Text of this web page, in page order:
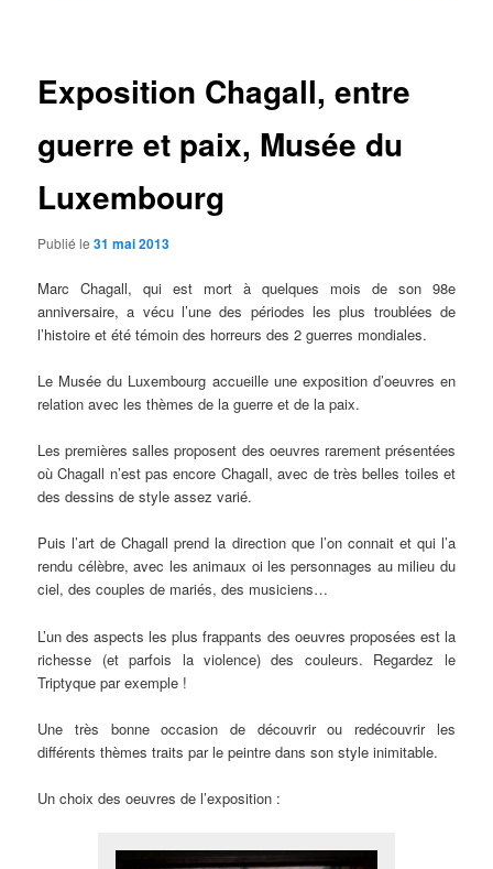
Exposition Chagall, entre
guerre et paix, Musée du
Luxembourg
Publié le31 mai 2013
Marc Chagall, qui est mort à quelques mois de son 98e
anniversaire, a vécu l’une des périodes les plus troublées de
l’histoire et été témoin des horreurs des 2 guerres mondiales.
Le Musée du Luxembourg accueille une exposition d’oeuvres en
relation avec les thèmes de la guerre et de la paix.
Les premières salles proposent des oeuvres rarement présentées
où Chagall n’est pas encore Chagall, avec de très belles toiles et
des dessins de style assez varié.
Puis l’art de Chagall prend la direction que l’on connait et qui l’a
rendu célèbre, avec les animaux oi les personnages au milieu du
ciel, des couples de mariés, des musiciens…
L’un des aspects les plus frappants des oeuvres proposées est la
richesse (et parfois la violence) des couleurs. Regardez le
Triptyque par exemple !
Une très bonne occasion de découvrir ou redécouvrir les
différents thèmes traits par le peintre dans son style inimitable.
Un choix des oeuvres de l’exposition :